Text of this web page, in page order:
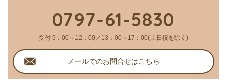
0797-61-5830
受付 9：00～12：00／13：00～17：00(土日祝を除く)
メールでのお問合せはこちら